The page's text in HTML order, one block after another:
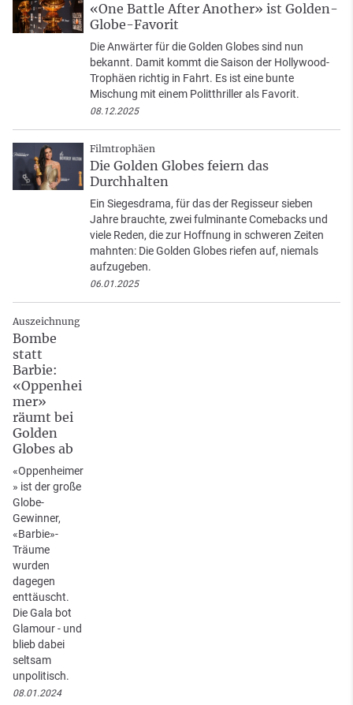
«One Battle After Another» ist Golden-
Globe-Favorit
Die Anwärter für die Golden Globes sind nun
bekannt. Damit kommt die Saison der Hollywood-
Trophäen richtig in Fahrt. Es ist eine bunte
Mischung mit einem Politthriller als Favorit.
08.12.2025
Filmtrophäen
Die Golden Globes feiern das
Durchhalten
Ein Siegesdrama, für das der Regisseur sieben
Jahre brauchte, zwei fulminante Comebacks und
viele Reden, die zur Hoffnung in schweren Zeiten
mahnten: Die Golden Globes riefen auf, niemals
aufzugeben.
06.01.2025
Auszeichnung
Bombe
statt
Barbie:
«Oppenhei
mer»
räumt bei
Golden
Globes ab
«Oppenheimer
» ist der große
Globe-
Gewinner,
«Barbie»-
Träume
wurden
dagegen
enttäuscht.
Die Gala bot
Glamour - und
blieb dabei
seltsam
unpolitisch.
08.01.2024